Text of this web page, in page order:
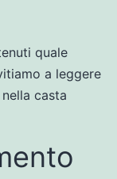
quale
a leggere
casta